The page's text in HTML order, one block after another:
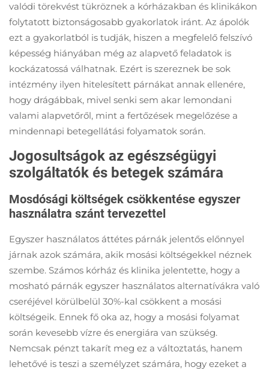
valódi törekvést tükröznek a kórházakban és klinikákon
folytatott biztonságosabb gyakorlatok iránt. Az ápolók
ezt a gyakorlatból is tudják, hiszen a megfelelő felszívó
képesség hiányában még az alapvető feladatok is
kockázatossá válhatnak. Ezért is szereznek be sok
intézmény ilyen hitelesített párnákat annak ellenére,
hogy drágábbak, mivel senki sem akar lemondani
valami alapvetőről, mint a fertőzések megelőzése a
mindennapi betegellátási folyamatok során.
Jogosultságok az egészségügyi
szolgáltatók és betegek számára
Mosdósági költségek csökkentése egyszer
használatra szánt tervezettel
Egyszer használatos áttétes párnák jelentős előnnyel
járnak azok számára, akik mosási költségekkel néznek
szembe. Számos kórház és klinika jelentette, hogy a
mosható párnák egyszer használatos alternatívákra való
cseréjével körülbelül 30%-kal csökkent a mosási
költségeik. Ennek fő oka az, hogy a mosási folyamat
során kevesebb vízre és energiára van szükség.
Nemcsak pénzt takarít meg ez a változtatás, hanem
lehetővé is teszi a személyzet számára, hogy ezeket a